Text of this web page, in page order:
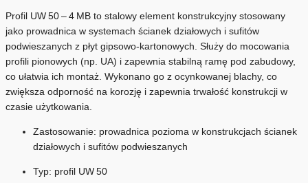
Profil UW 50 – 4 MB to stalowy element konstrukcyjny stosowany
jako prowadnica w systemach ścianek działowych i sufitów
podwieszanych z płyt gipsowo‑kartonowych. Służy do mocowania
profili pionowych (np. UA) i zapewnia stabilną ramę pod zabudowy,
co ułatwia ich montaż. Wykonano go z ocynkowanej blachy, co
zwiększa odporność na korozję i zapewnia trwałość konstrukcji w
czasie użytkowania.
Zastosowanie: prowadnica pozioma w konstrukcjach ścianek
działowych i sufitów podwieszanych
Typ: profil UW 50